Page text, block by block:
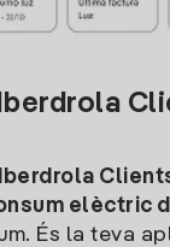
elèctric
És la teva